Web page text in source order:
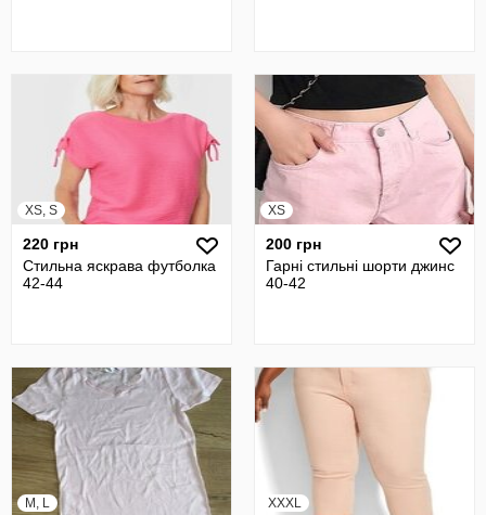
XS, S
220 грн
Стильна яскрава футболка
42-44
XS
200 грн
Гарні стильні шорти джинс
40-42
M, L XXXL